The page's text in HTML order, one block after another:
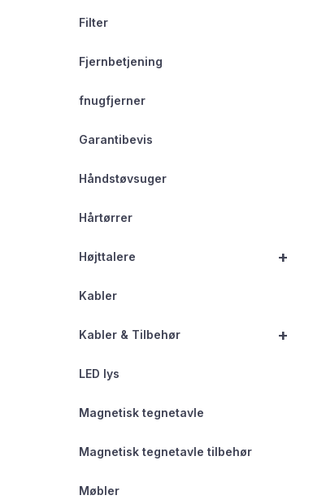
Filter
Fjernbetjening
fnugfjerner
Garantibevis
Håndstøvsuger
Hårtørrer
+
Højttalere
Kabler
+
Kabler & Tilbehør
LED lys
Magnetisk tegnetavle
Magnetisk tegnetavle tilbehør
Møbler